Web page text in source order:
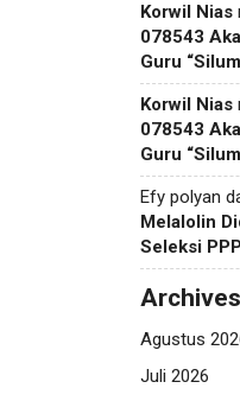
Korwil Nias
078543
Guru
Korwil Nias
078543
Guru
Efy polyan
Melalolin
Seleksi
Archives
Agustus
Juli 2026